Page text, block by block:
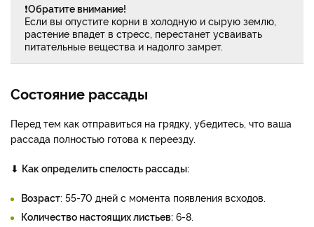
❗Обратите внимание!
Если вы опустите корни в холодную и сырую землю,
растение впадет в стресс, перестанет усваивать
питательные вещества и надолго замрет.
Состояние рассады
Перед тем как отправиться на грядку, убедитесь, что ваша
рассада полностью готова к переезду.
⬇ Как определить спелость рассады:
Возраст: 55-70 дней с момента появления всходов.
Количество настоящих листьев: 6-8.